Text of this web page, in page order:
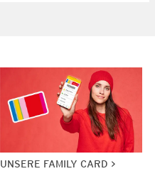
UNSERE FAMILY CARD